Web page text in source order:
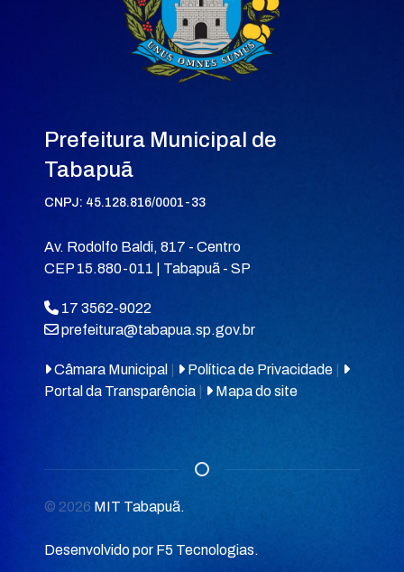
Prefeitura Municipal de
Tabapuã
CNPJ: 45.128.816/0001-33
Av. Rodolfo Baldi, 817 - Centro
CEP 15.880-011 | Tabapuã - SP
17 3562-9022
prefeitura@tabapua.sp.gov.br
Câmara Municipal Política de Privacidade
Portal da Transparência
Mapa do site
© 2026 MIT Tabapuã.
Desenvolvido por F5 Tecnologias.